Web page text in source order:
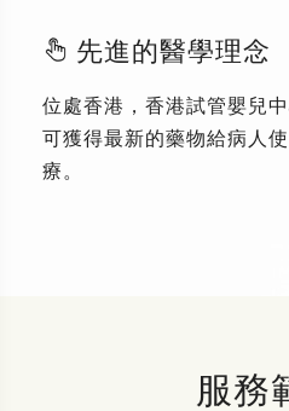
先進的醫學理念
位處香港，香港試管嬰兒
可獲得最新的藥物給病人
療。
服務